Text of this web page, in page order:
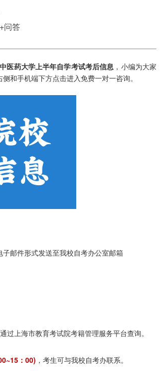
+问答
医药大学上半年自学考试考后信息 ，小编为大家
和手机端下方点击进入免费一对一咨询。
邮件形式发送至我校自考办公室邮箱
过上海市教育考试院考籍管理服务平台查询。
：00) ，考生可与我校自考办联系。